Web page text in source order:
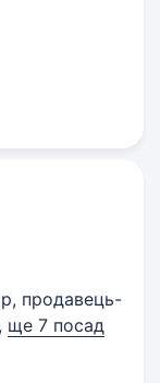
продавець-
ще 7 посад